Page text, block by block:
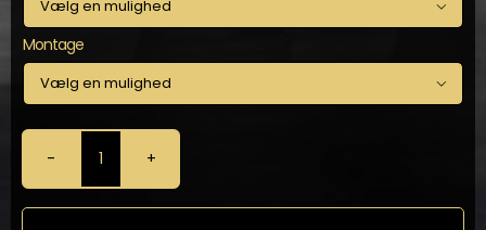

Montage

KW
-
Gevindundervogn